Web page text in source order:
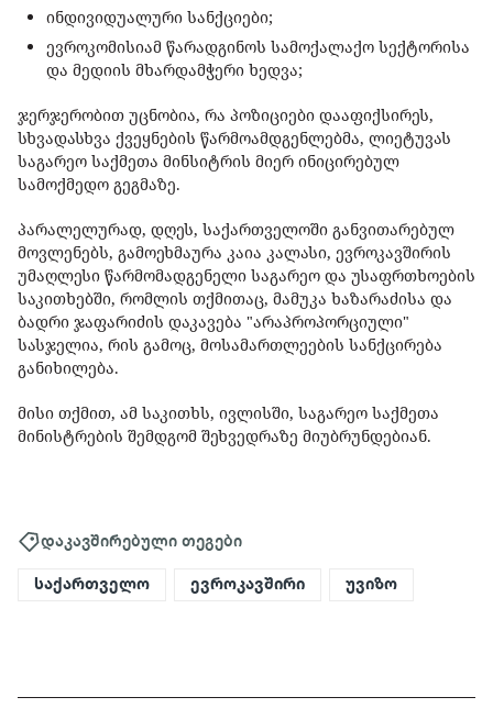
ინდივიდუალური სანქციები;
ევროკომისიამ წარადგინოს სამოქალაქო სექტორისა
და მედიის მხარდამჭერი ხედვა;
ჯერჯერობით უცნობია, რა პოზიციები დააფიქსირეს,
სხვადასხვა ქვეყნების წარმოამდგენლებმა, ლიეტუვას
საგარეო საქმეთა მინსიტრის მიერ ინიცირებულ
სამოქმედო გეგმაზე.
პარალელურად, დღეს, საქართველოში განვითარებულ
მოვლენებს, გამოეხმაურა კაია კალასი, ევროკავშირის
უმაღლესი წარმომადგენელი საგარეო და უსაფრთხოების
საკითხებში, რომლის თქმითაც, მამუკა ხაზარაძისა და
ბადრი ჯაფარიძის დაკავება "არაპროპორციული"
სასჯელია, რის გამოც, მოსამართლეების სანქცირება
განიხილება.
მისი თქმით, ამ საკითხს, ივლისში, საგარეო საქმეთა
მინისტრების შემდგომ შეხვედრაზე მიუბრუნდებიან.
დაკავშირებული თეგები
საქართველო ევროკავშირი უვიზო